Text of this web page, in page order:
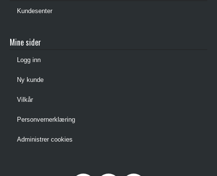
Kundesenter
Mine sider
Logg inn
Ny kunde
Vilkår
Personvernerklæring
Administrer cookies